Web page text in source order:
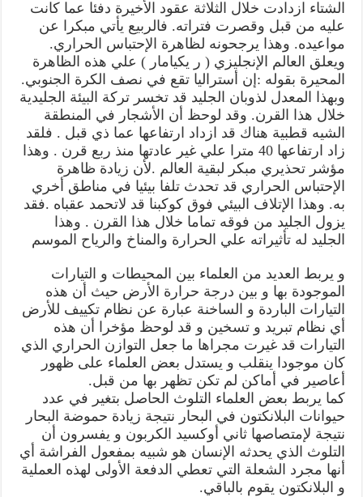
الشتاء ازدادت خلال الثلاثة عقود الأخيرة دفئا عما كانت
عليه من قبل وقصرت فتراته. فالربيع يأتي مبكرا عن
مواعيده. وهذا يرجحونه لظاهرة الإحتباس الحراري.
ويعلق العالم الإنجليزي ( ر يكيامار ) علي هذه الظاهرة
المحيرة بقوله :إن أستراليا تقع في نصف الكرة الجنوبي.
وبهذا المعدل لذوبان الجليد قد تخسر تركة البيئة الجليدية
خلال هذا القرن. وقد لوحظ أن الأشجار في المنطقة
الشيه قطبية هناك قد ازداد ارتفاعها عما ذي قبل . فلقد
زاد ارتفاعها 40 مترا علي غير عادتها منذ ربع قرن . وهذا
مؤشر تحذيري مبكر لبقية العالم .لأن زيادة ظاهرة
الإحتباس الحراري قد تحدث تلفا بيئيا في مناطق أخري
به. وهذا الإتلاف البيئي فوق كوكبنا قد لاتحمد عقباه .فقد
يزول الجليد من فوقه تماما خلال هذا القرن . وهذا
الجليد له تأثيراته علي الحرارة والمناخ والرياح الموسم
و يربط العديد من العلماء بين المحيطات و التيارات
الموجودة بها و بين درجة حرارة الأرض حيث أن هذه
التيارات الباردة و الساخنة عبارة عن نظام تكييف للأرض
أي نظام تبريد و تسخين و قد لوحظ مؤخرا أن هذه
التيارات قد غيرت مجراها ما جعل التوازن الحراري الذي
كان موجودا ينقلب و يستدل بعض العلماء على ظهور
أعاصير في أماكن لم تكن تظهر بها من قبل.
كما يربط بعض العلماء التلوث الحاصل بتغير في عدد
حيوانات البلانكتون في البحار نتيجة زيادة حموضة البحار
نتيجة لإمتصاصها ثاني أوكسيد الكربون و يفسرون أن
التلوث الذي يحدثه الإنسان هو شبيه بمفعول الفراشة أي
أنها مجرد الشعلة التي تعطي الدفعة الأولى لهذه العملية
و البلانكتون يقوم بالباقي.